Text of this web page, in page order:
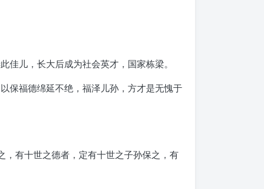
儿，长大后成为社会英才，国家栋梁。
保福德绵延不绝，福泽儿孙，方才是无愧于
有十世之德者，定有十世之子孙保之，有